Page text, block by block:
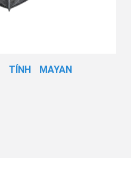
TÍNH MAYAN